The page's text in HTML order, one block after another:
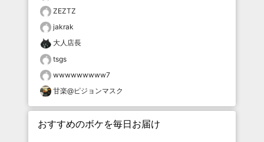
ZEZTZ
jakrak
大人店長
tsgs
wwwwwwwww7
甘楽@ピジョンマスク
おすすめのボケを毎日お届け